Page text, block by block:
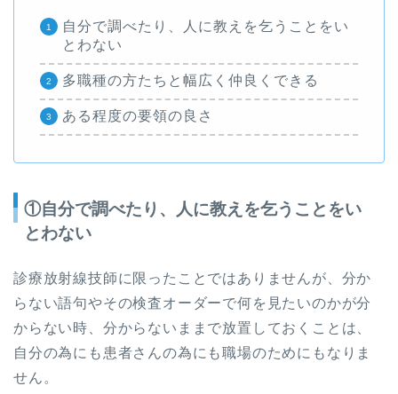
自分で調べたり、人に教えを乞うことをい
とわない
多職種の方たちと幅広く仲良くできる
ある程度の要領の良さ
①自分で調べたり、人に教えを乞うことをい
とわない
診療放射線技師に限ったことではありませんが、分か
らない語句やその検査オーダーで何を見たいのかが分
からない時、分からないままで放置しておくことは、
自分の為にも患者さんの為にも職場のためにもなりま
せん。